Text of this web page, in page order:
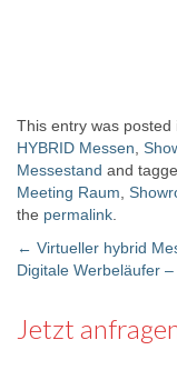
This entry was posted
HYBRID Messen
Messestand and
Meeting Raum
the permalink
Post
← Virtueller hybrid
Digitale Werbeläufer
Jetzt